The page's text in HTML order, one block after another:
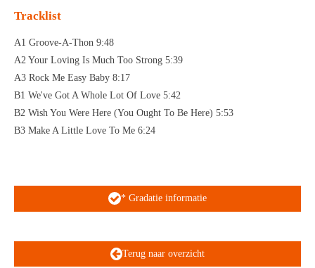
Tracklist
A1 Groove-A-Thon 9:48
A2 Your Loving Is Much Too Strong 5:39
A3 Rock Me Easy Baby 8:17
B1 We've Got A Whole Lot Of Love 5:42
B2 Wish You Were Here (You Ought To Be Here) 5:53
B3 Make A Little Love To Me 6:24
* Gradatie informatie
Terug naar overzicht